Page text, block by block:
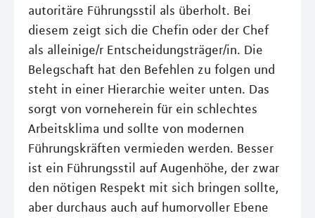
autoritäre Führungsstil als überholt. Bei
diesem zeigt sich die Chefin oder der Chef
als alleinige/r Entscheidungsträger/in. Die
Belegschaft hat den Befehlen zu folgen und
steht in einer Hierarchie weiter unten. Das
sorgt von vorneherein für ein schlechtes
Arbeitsklima und sollte von modernen
Führungskräften vermieden werden. Besser
ist ein Führungsstil auf Augenhöhe, der zwar
den nötigen Respekt mit sich bringen sollte,
aber durchaus auch auf humorvoller Ebene